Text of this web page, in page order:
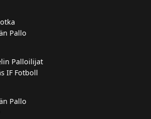
Pallo
Palloilijat
IF Fotboll
Pallo